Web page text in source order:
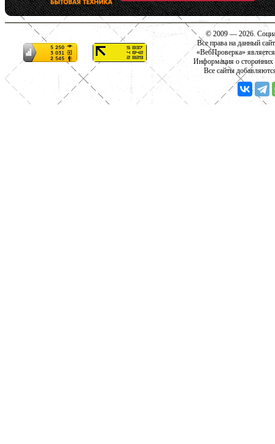
© 2009 — 2026.
Все права на данный
«ВебПроверка»
Информация о сторонних
Все сайты